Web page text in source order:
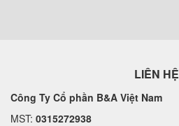
LIÊN HỆ
Công Ty Cổ phần B&A Việt Nam
MST: 0315272938